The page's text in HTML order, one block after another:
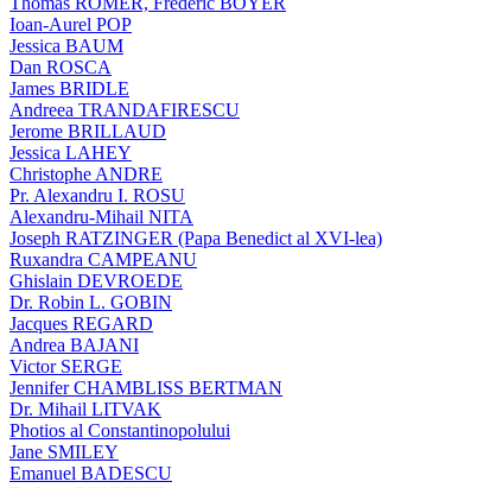
Ioan-Aurel POP
Jessica BAUM
Dan ROSCA
James BRIDLE
Andreea TRANDAFIRESCU
Jerome BRILLAUD
Jessica LAHEY
Christophe ANDRE
Pr. Alexandru I. ROSU
Alexandru-Mihail NITA
Joseph RATZINGER (Papa Benedict al XVI-lea)
Ruxandra CAMPEANU
Ghislain DEVROEDE
Dr. Robin L. GOBIN
Jacques REGARD
Andrea BAJANI
Victor SERGE
Jennifer CHAMBLISS BERTMAN
Dr. Mihail LITVAK
Photios al Constantinopolului
Jane SMILEY
Emanuel BADESCU